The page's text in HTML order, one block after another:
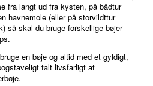
fra langt ud fra kysten, på bådtur
havnemole (eller på storvildttur
så skal du bruge forskellige bøjer
en bøje og altid med et gyldigt,
talt livsfarligt at